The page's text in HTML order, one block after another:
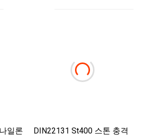
일론
DIN22131 St400 스톤 충격